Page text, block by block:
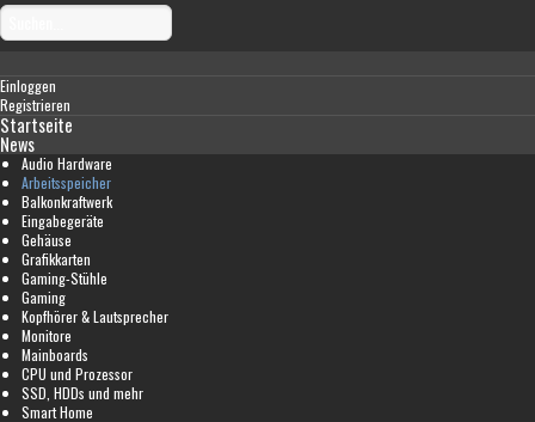
Einloggen
Registrieren
Startseite
News
Audio Hardware
Arbeitsspeicher
Balkonkraftwerk
Eingabegeräte
Gehäuse
Grafikkarten
Gaming-Stühle
Gaming
Kopfhörer & Lautsprecher
Monitore
Mainboards
CPU und Prozessor
SSD, HDDs und mehr
Smart Home